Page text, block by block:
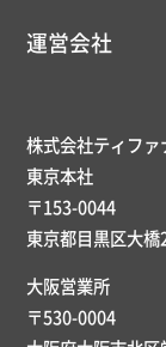
運営会社
株式会社ティフ
東京本社
〒153-0044
東京都目黒区大
大阪営業所
〒530-0004